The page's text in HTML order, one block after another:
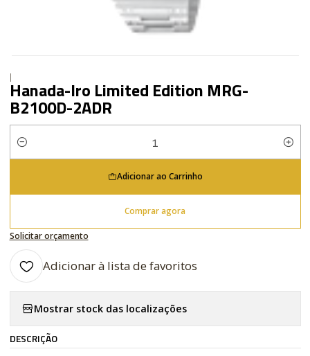
|
Hanada-Iro Limited Edition MRG-
B2100D-2ADR
Quantidade
Adicionar ao Carrinho
Comprar agora
Solicitar orçamento
Adicionar à lista de favoritos
Mostrar stock das localizações
DESCRIÇÃO